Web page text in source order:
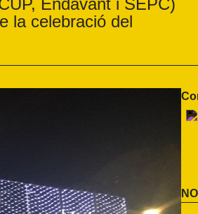
Endavant i SEPC)
la celebració del